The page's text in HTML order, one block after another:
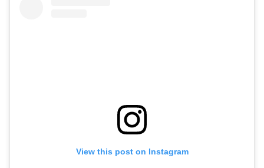
View this post on Instagram